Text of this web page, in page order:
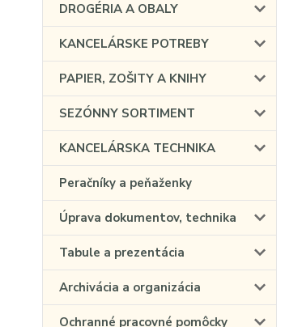
DROGÉRIA A OBALY
KANCELÁRSKE POTREBY
PAPIER, ZOŠITY A KNIHY
SEZÓNNY SORTIMENT
KANCELÁRSKA TECHNIKA
Peračníky a peňaženky
Úprava dokumentov, technika
Tabule a prezentácia
Archivácia a organizácia
Ochranné pracovné pomôcky